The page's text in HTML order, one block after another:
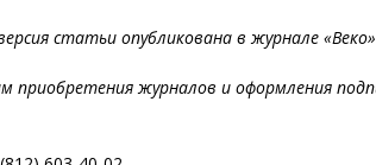
статьи опубликована в журнале
приобретения журналов и оформления